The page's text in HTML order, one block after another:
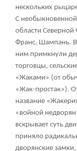
нескольких
С необыкновенной
области
Франс, Шампань.
ним примкнули
торговцы,
«Жаками» (от
«Жак-простак»).
название
«войной
вскрывает суть
приняло
дворянские